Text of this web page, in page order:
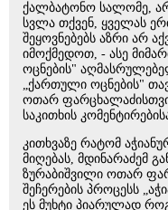
ქალბატონო სალომე,
სვლა თქვენ, ყველას
შეყოვნებებს აზრი არ
იმოქმედოთ, - ასე
ოცნების"
„ქართული ოცნების"
ოთარ
საკითხის
კითხვაზე რატომ
მიღებას, მდინარაძემ
ზურაბიშვილი ოთარ
შეჩერების პროცესს
ეს მუხტი პიარულად